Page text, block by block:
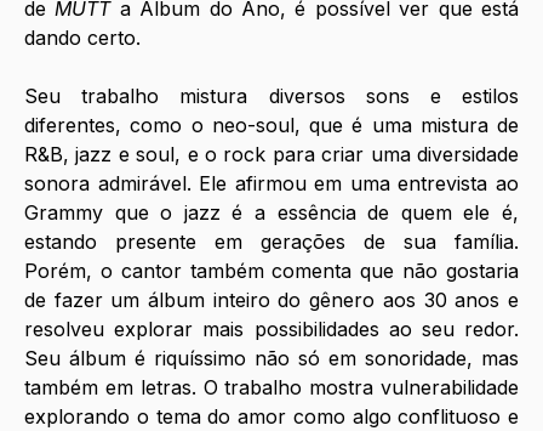
de MUTT a Álbum do Ano, é possível ver que está
dando certo.
Seu trabalho mistura diversos sons e estilos
diferentes, como o neo-soul, que é uma mistura de
R&B, jazz e soul, e o rock para criar uma diversidade
sonora admirável. Ele afirmou em uma entrevista ao
Grammy que o jazz é a essência de quem ele é,
estando presente em gerações de sua família.
Porém, o cantor também comenta que não gostaria
de fazer um álbum inteiro do gênero aos 30 anos e
resolveu explorar mais possibilidades ao seu redor.
Seu álbum é riquíssimo não só em sonoridade, mas
também em letras. O trabalho mostra vulnerabilidade
explorando o tema do amor como algo conflituoso e